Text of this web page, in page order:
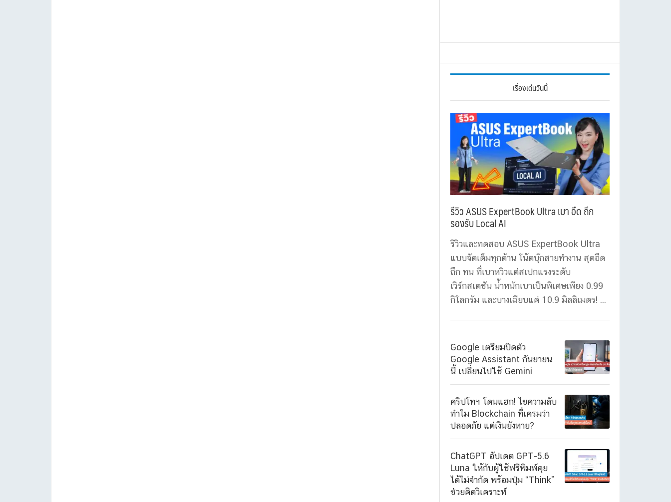
เรื่องเด่นวันนี้
รีวิว ASUS ExpertBook Ultra เบา อึด ถึก
รองรับ Local AI
รีวิวและทดสอบ ASUS ExpertBook Ultra
แบบจัดเต็มทุกด้าน โน้ตบุ๊กสายทำงาน สุดอึด
ถึก ทน ที่เบาหวิวแต่สเปกแรงระดับ
เวิร์กสเตชัน น้ำหนักเบาเป็นพิเศษเพียง 0.99
กิโลกรัม และบางเฉียบแค่ 10.9 มิลลิเมตร! ...
Google เตรียมปิดตัว
Google Assistant กันยายน
นี้ เปลี่ยนไปใช้ Gemini
คริปโทฯ โดนแฮก! ไขความลับ
ทำไม Blockchain ที่เครมว่า
ปลอดภัย แต่เงินยังหาย?
ChatGPT อัปเดต GPT-5.6
Luna ให้กับผู้ใช้ฟรีพิมพ์คุย
ได้ไม่จำกัด พร้อมปุ่ม “Think”
ช่วยคิดวิเคราะห์